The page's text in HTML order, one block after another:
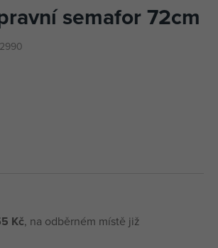
semafor 72cm
Kč, na odběrném místě již